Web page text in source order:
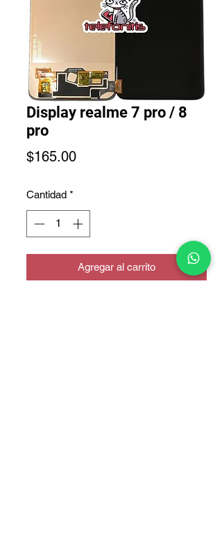
Display realme 7 pro / 8
pro
$165.00Precio
Cantidad *
Agregar al carrito